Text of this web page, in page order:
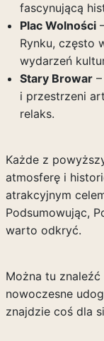
fascynującą
Plac Wolności
Rynku, często
wydarzeń
Stary Browar–
i przestrzeni
relaks.
Każde z
atmosferę i
atrakcyjnym
Podsumowując,
warto odkryć.
Można tu
nowoczesne
znajdzie coś dla